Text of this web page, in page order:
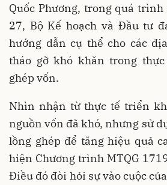
Quốc Phương, trong quá
27, Bộ Kế hoạch và Đầu tư
hướng dẫn cụ thể cho các
tháo gỡ khó khăn trong
ghép vốn.
Nhìn nhận từ thực tế triển
nguồn vốn đã khó, nhưng sử
lồng ghép để tăng hiệu quả
hiện Chương trình MTQG
Điều đó đòi hỏi sự vào cuộc